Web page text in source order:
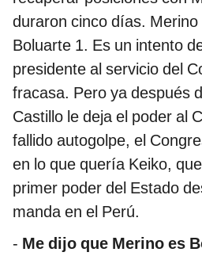
duraron cinco días.
Boluarte 1. Es un intento
presidente al servicio del
fracasa. Pero ya después
Castillo le deja el poder al
fallido autogolpe, el
en lo que quería Keiko,
primer poder del Estado
manda en el Perú.
- Me dijo que Merino es